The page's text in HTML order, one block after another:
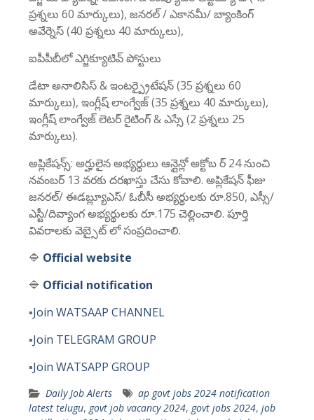
ప్రశ్నలు 60 మార్కులు), జనరల్ / ఎకానమీ/ బ్యాంకింగ్
అవేర్నెస్ (40 ప్రశ్నలు 40 మార్కులు),
ఐపీపీబీలో ఎగ్జిక్యూటివ్ పోస్టులు
డేటా అనాలిసిస్ & ఇంటర్ప్రైటేషన్ (35 ప్రశ్నలు 60
మార్కులు), ఇంగ్లీష్ లాంగ్వేజ్ (35 ప్రశ్నలు 40 మార్కులు),
ఇంగ్లీష్ లాంగ్వేజ్ లెటర్ రైటింగ్ & ఎస్సే (2 ప్రశ్నలు 25
మార్కులు).
అప్లికేషన్స్: అర్హులైన అభ్యర్థులు ఆన్లైన్లో అక్టోబ ర్ 24 నుంచి
నవంబర్ 13 వరకు దరఖాస్తు చేసు కోవాలి. అప్లికేషన్ ఫీజు
జనరల్/ ఈడబ్ల్యూఎస్/ ఓబీసీ అభ్యర్థులకు రూ.850, ఎస్సీ/
ఎస్టీ/దివ్యాంగ అభ్యర్థులకు రూ.175 చెల్లించాలి. పూర్తి
వివరాలకు వెబ్సైట్ లో సంప్రదించాలి.
🔷 Official website
🔷 Official notification
▪️Join WATSAAP CHANNEL
▪️Join TELEGRAM GROUP
▪️Join WATSAPP GROUP
Daily Job Alerts
ap govt jobs 2024 notification
latest telugu, govt job vacancy 2024, govt jobs 2024, job